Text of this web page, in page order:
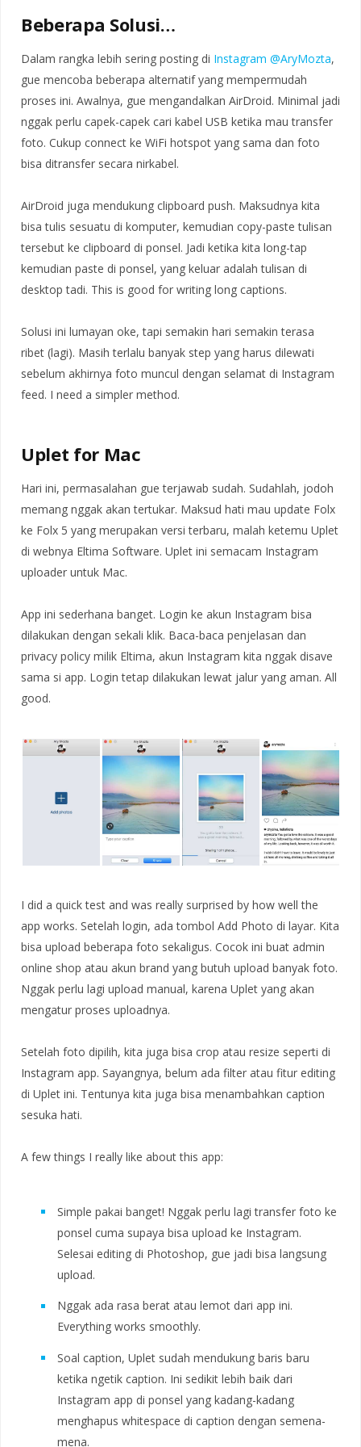
Beberapa Solusi…
Dalam rangka lebih sering posting di Instagram @AryMozta,
gue mencoba beberapa alternatif yang mempermudah
proses ini. Awalnya, gue mengandalkan AirDroid. Minimal jadi
nggak perlu capek-capek cari kabel USB ketika mau transfer
foto. Cukup connect ke WiFi hotspot yang sama dan foto
bisa ditransfer secara nirkabel.
AirDroid juga mendukung clipboard push. Maksudnya kita
bisa tulis sesuatu di komputer, kemudian copy-paste tulisan
tersebut ke clipboard di ponsel. Jadi ketika kita long-tap
kemudian paste di ponsel, yang keluar adalah tulisan di
desktop tadi. This is good for writing long captions.
Solusi ini lumayan oke, tapi semakin hari semakin terasa
ribet (lagi). Masih terlalu banyak step yang harus dilewati
sebelum akhirnya foto muncul dengan selamat di Instagram
feed. I need a simpler method.
Uplet for Mac
Hari ini, permasalahan gue terjawab sudah. Sudahlah, jodoh
memang nggak akan tertukar. Maksud hati mau update Folx
ke Folx 5 yang merupakan versi terbaru, malah ketemu Uplet
di webnya Eltima Software. Uplet ini semacam Instagram
uploader untuk Mac.
App ini sederhana banget. Login ke akun Instagram bisa
dilakukan dengan sekali klik. Baca-baca penjelasan dan
privacy policy milik Eltima, akun Instagram kita nggak disave
sama si app. Login tetap dilakukan lewat jalur yang aman. All
good.
I did a quick test and was really surprised by how well the
app works. Setelah login, ada tombol Add Photo di layar. Kita
bisa upload beberapa foto sekaligus. Cocok ini buat admin
online shop atau akun brand yang butuh upload banyak foto.
Nggak perlu lagi upload manual, karena Uplet yang akan
mengatur proses uploadnya.
Setelah foto dipilih, kita juga bisa crop atau resize seperti di
Instagram app. Sayangnya, belum ada filter atau fitur editing
di Uplet ini. Tentunya kita juga bisa menambahkan caption
sesuka hati.
A few things I really like about this app:
Simple pakai banget! Nggak perlu lagi transfer foto ke
ponsel cuma supaya bisa upload ke Instagram.
Selesai editing di Photoshop, gue jadi bisa langsung
upload.
Nggak ada rasa berat atau lemot dari app ini.
Everything works smoothly.
Soal caption, Uplet sudah mendukung baris baru
ketika ngetik caption. Ini sedikit lebih baik dari
Instagram app di ponsel yang kadang-kadang
menghapus whitespace di caption dengan semena-
mena.